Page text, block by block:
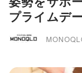
プライムデー